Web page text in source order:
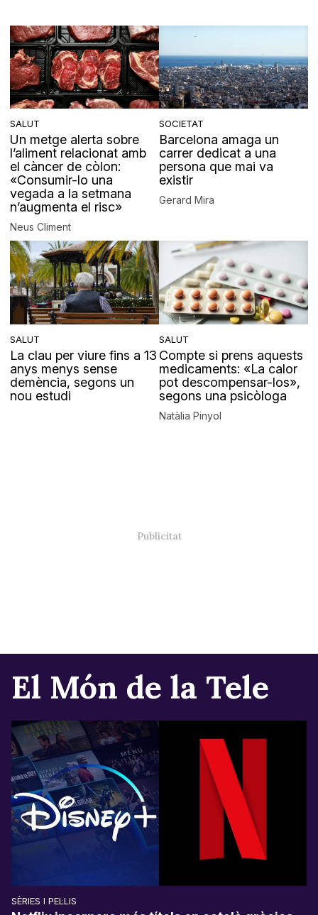
SALUT
Un metge alerta sobre
l’aliment relacionat amb
el càncer de còlon:
«Consumir-lo una
vegada a la setmana
n’augmenta el risc»
Neus Climent
SOCIETAT
Barcelona amaga un
carrer dedicat a una
persona que mai va
existir
Gerard Mira
SALUT
La clau per viure fins a 13
anys menys sense
demència, segons un
nou estudi
SALUT
Compte si prens aquests
medicaments: «La calor
pot descompensar-los»,
segons una psicòloga
Natàlia Pinyol
El Món de la Tele
SÈRIES I PEL·LIS